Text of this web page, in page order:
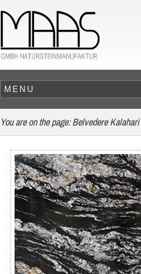
You are on the page: Belvedere